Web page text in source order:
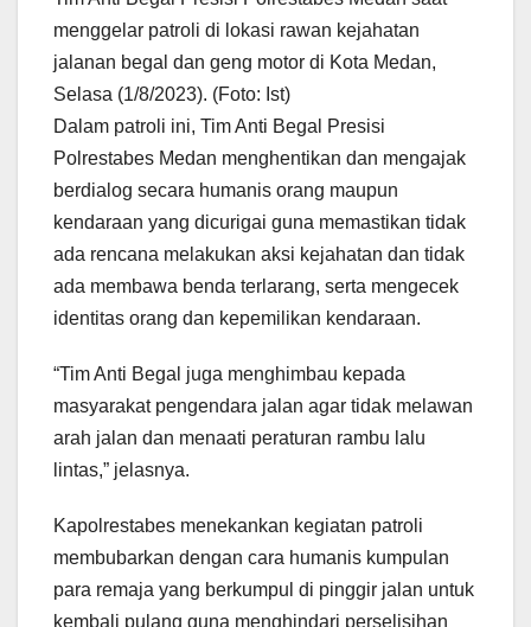
menggelar patroli di lokasi rawan kejahatan
jalanan begal dan geng motor di Kota Medan,
Selasa (1/8/2023). (Foto: Ist)
Dalam patroli ini, Tim Anti Begal Presisi
Polrestabes Medan menghentikan dan mengajak
berdialog secara humanis orang maupun
kendaraan yang dicurigai guna memastikan tidak
ada rencana melakukan aksi kejahatan dan tidak
ada membawa benda terlarang, serta mengecek
identitas orang dan kepemilikan kendaraan.
“Tim Anti Begal juga menghimbau kepada
masyarakat pengendara jalan agar tidak melawan
arah jalan dan menaati peraturan rambu lalu
lintas,” jelasnya.
Kapolrestabes menekankan kegiatan patroli
membubarkan dengan cara humanis kumpulan
para remaja yang berkumpul di pinggir jalan untuk
kembali pulang guna menghindari perselisihan